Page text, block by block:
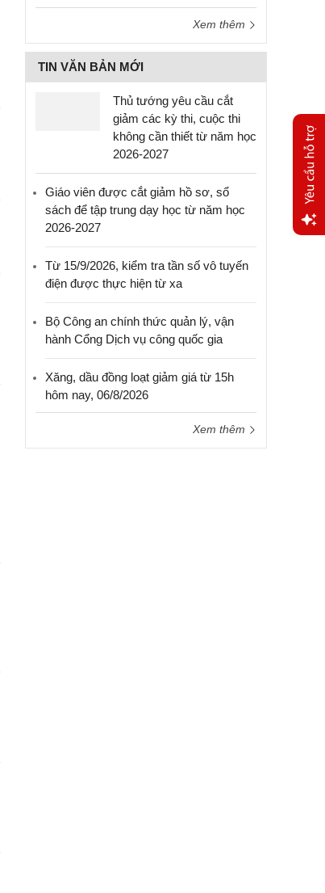
Xem thêm
TIN VĂN BẢN MỚI
Thủ tướng yêu cầu cắt
giảm các kỳ thi, cuộc thi
không cần thiết từ năm học
2026-2027
Giáo viên được cắt giảm hồ sơ, sổ
sách để tập trung dạy học từ năm học
2026-2027
Từ 15/9/2026, kiểm tra tần số vô tuyến
điện được thực hiện từ xa
Bộ Công an chính thức quản lý, vận
hành Cổng Dịch vụ công quốc gia
Xăng, dầu đồng loạt giảm giá từ 15h
hôm nay, 06/8/2026
Xem thêm